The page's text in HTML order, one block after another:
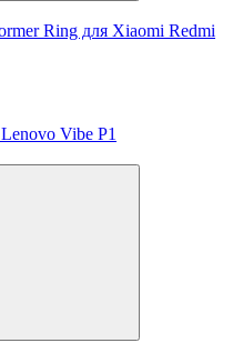
Ring для Xiaomi Redmi